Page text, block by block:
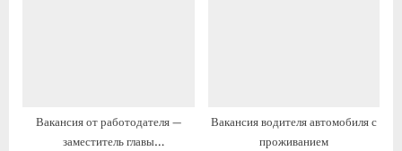
Вакансия от работодателя —
заместитель главы
Вакансия водителя автомобиля с
проживанием